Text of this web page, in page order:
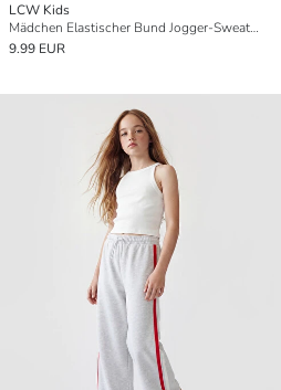
LCW Kids
Mädchen Elastischer Bund Jogger-Sweatpants
9.99 EUR